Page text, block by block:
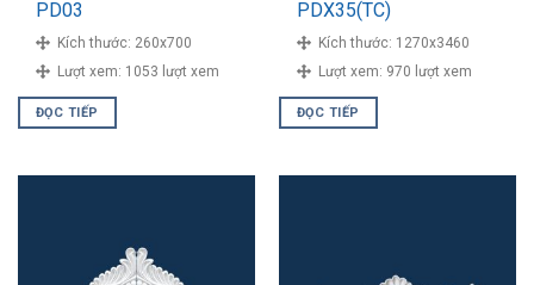
PD03
Kích thước: 260x700
Lượt xem: 1053 lượt xem
ĐỌC TIẾP
PDX35(TC)
Kích thước: 1270x3460
Lượt xem: 970 lượt xem
ĐỌC TIẾP